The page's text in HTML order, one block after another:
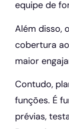
equipe de
Além disso,
cobertura
maior
Contudo,
funções. É
prévias,